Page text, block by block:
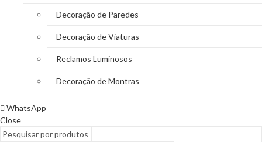
Decoração de Paredes
Decoração de Viaturas
Reclamos Luminosos
Decoração de Montras
WhatsApp
Close